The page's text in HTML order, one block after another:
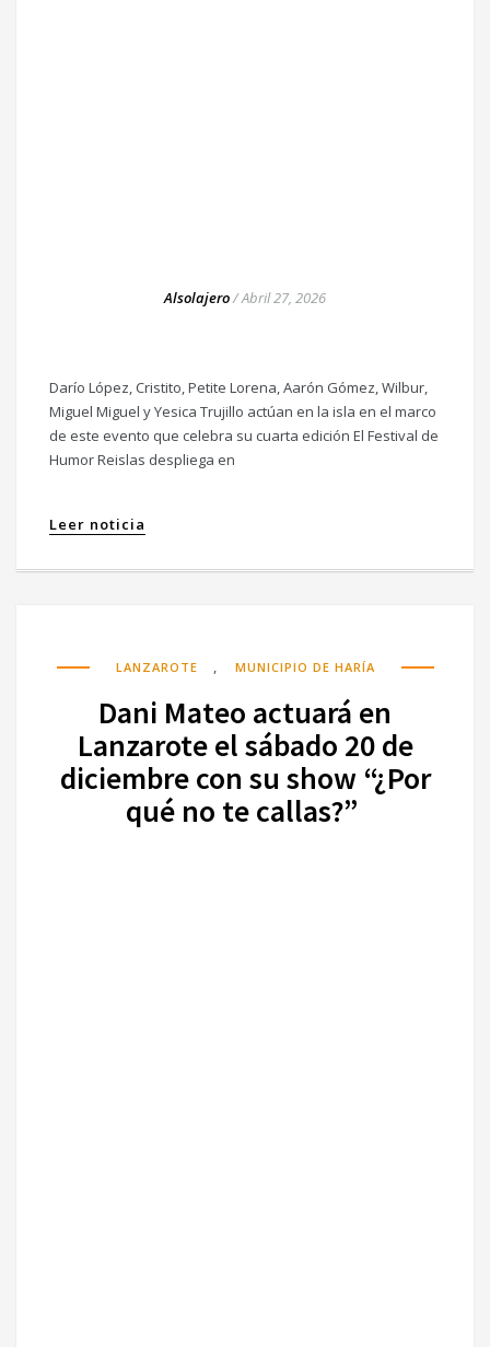
Alsolajero/Abril 27, 2026
Darío López, Cristito, Petite Lorena, Aarón Gómez, Wilbur,
Miguel Miguel y Yesica Trujillo actúan en la isla en el marco
de este evento que celebra su cuarta edición El Festival de
Humor Reislas despliega en
Leer noticia
LANZAROTE , MUNICIPIO DE HARÍA
Dani Mateo actuará en
Lanzarote el sábado 20 de
diciembre con su show “¿Por
qué no te callas?”